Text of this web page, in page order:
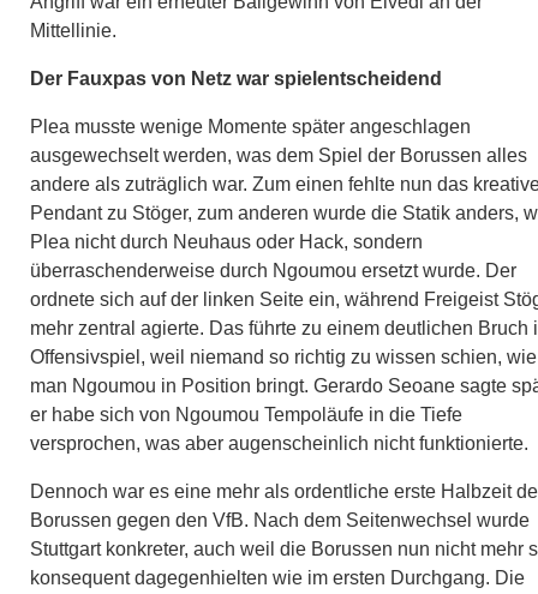
Mittellinie.
Der Fauxpas von Netz war spielentscheidend
Plea musste wenige Momente später angeschlagen
ausgewechselt werden, was dem Spiel der Borussen alles
andere als zuträglich war. Zum einen fehlte nun das
Pendant zu Stöger, zum anderen wurde die Statik anders,
Plea nicht durch Neuhaus oder Hack, sondern
überraschenderweise durch Ngoumou ersetzt wurde. Der
ordnete sich auf der linken Seite ein, während Freigeist
mehr zentral agierte. Das führte zu einem deutlichen Bruch
Offensivspiel, weil niemand so richtig zu wissen schien, wie
man Ngoumou in Position bringt. Gerardo Seoane sagte
er habe sich von Ngoumou Tempoläufe in die Tiefe
versprochen, was aber augenscheinlich nicht funktionierte.
Dennoch war es eine mehr als ordentliche erste Halbzeit
Borussen gegen den VfB. Nach dem Seitenwechsel wurde
Stuttgart konkreter, auch weil die Borussen nun nicht mehr
konsequent dagegenhielten wie im ersten Durchgang. Die